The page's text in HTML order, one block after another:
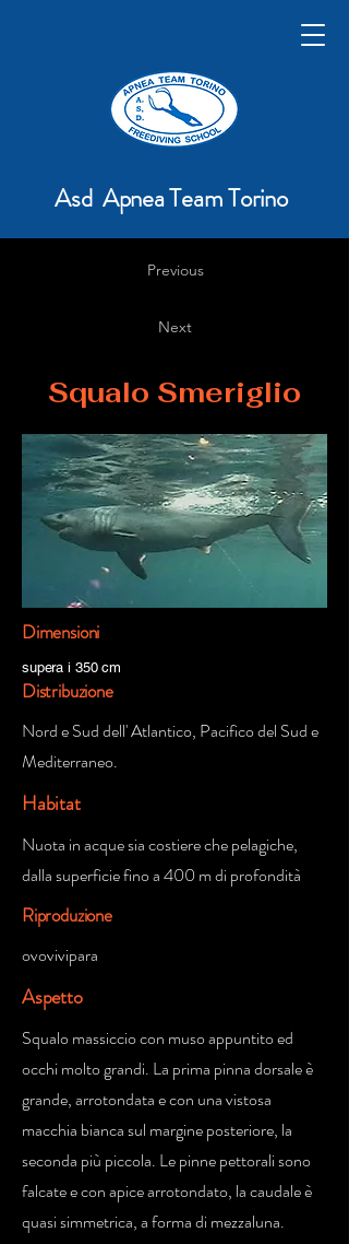
Asd Apnea Team Torino
Previous
Next
Squalo Smeriglio
Dimensioni
supera i 350 cm
Distribuzione
Nord e Sud dell' Atlantico, Pacifico del Sud e
Mediterraneo.
Habitat
Nuota in acque sia costiere che pelagiche,
dalla superficie fino a 400 m di profondità
Riproduzione
ovovivipara
Aspetto
Squalo massiccio con muso appuntito ed
occhi molto grandi. La prima pinna dorsale è
grande, arrotondata e con una vistosa
macchia bianca sul margine posteriore, la
seconda più piccola. Le pinne pettorali sono
falcate e con apice arrotondato, la caudale è
quasi simmetrica, a forma di mezzaluna.